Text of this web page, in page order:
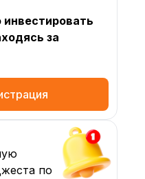
инвестировать
за
по